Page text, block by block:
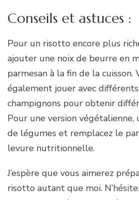
Conseils et astuces :
Pour un risotto encore plus
ajouter une noix de beurre en
parmesan à la fin de la cuisson.
également jouer avec
champignons pour obtenir
Pour une version
de légumes et remplacez le
levure nutritionnelle.
J’espère que vous aimerez
risotto autant que moi.